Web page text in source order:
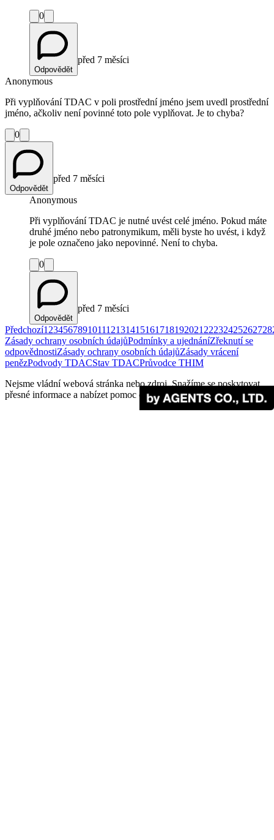
0
Odpovědět
před 7 měsíci
Anonymous
Při vyplňování TDAC v poli prostřední jméno jsem uvedl prostřední
jméno, ačkoliv není povinné toto pole vyplňovat. Je to chyba?
0
Odpovědět
před 7 měsíci
Anonymous
Při vyplňování TDAC je nutné uvést celé jméno. Pokud máte
druhé jméno nebo patronymikum, měli byste ho uvést, i když
je pole označeno jako nepovinné. Není to chyba.
0
Odpovědět
před 7 měsíci
Předchozí1 23456789101112131415161718192021 22232425262728
Zásady ochrany osobních údajůPodmínky a ujednáníZřeknutí se
odpovědnostiZásady ochrany osobních údajůZásady vrácení
penězPodvody TDACStav TDACPrůvodce THIM
Nejsme vládní webová stránka nebo zdroj. Snažíme se poskytovat
přesné informace a nabízet pomoc cestovatelům.